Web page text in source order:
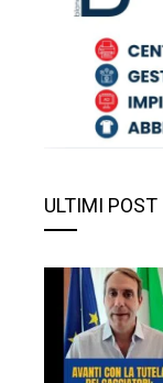
ULTIMI POST